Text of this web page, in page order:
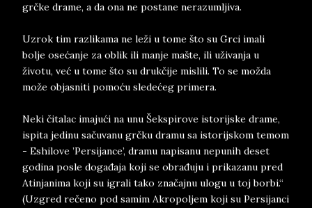
grčke drame, a da ona ne postane nerazumljiva.
Uzrok tim razlikama ne leži u tome što su Grci imali
bolje osećanje za oblik ili manje mašte, ili uživanja u
životu, već u tome što su drukčije mislili. To se možda
može objasniti pomoću sledećeg primera.
Neki čitalac imajući na unu Šekspirove istorijske drame,
ispita jedinu sačuvanu grčku dramu sa istorijskom temom
- Eshilove ’Persijance’, dramu napisanu nepunih deset
godina posle događaja koji se obrađuju i prikazanu pred
Atinjanima koji su igrali tako značajnu ulogu u toj borbi.“
(Uzgred rečeno pod samim Akropoljem koji su Persijanci